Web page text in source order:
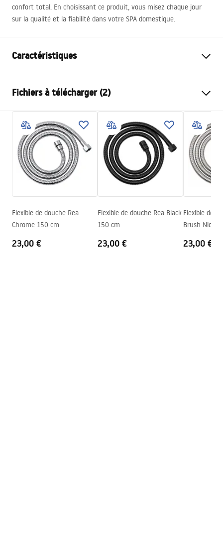
confort total. En choisissant ce produit, vous misez chaque jour
sur la qualité et la fiabilité dans votre SPA domestique.
Caractéristiques
Garantie
Matériel
Acier inoxydable, ABS
Poids
1kg
Code du producteur
JS-016G
Couleur
Or
Fichiers à télécharger (2)
Informations de sécurité
WARUNKI_BEZPIECZENSTWA_AKCESORIA_LAZIENKOWE.
Conditions de garantie
Warranty_Terms_and_Conditions_Accessories_-_24.pdf
Flexible de douche Rea
Chrome 150 cm
23,00 €
Flexible de douche Rea Black
150 cm
23,00 €
Flexible de
Brush Nickel
23,00 €